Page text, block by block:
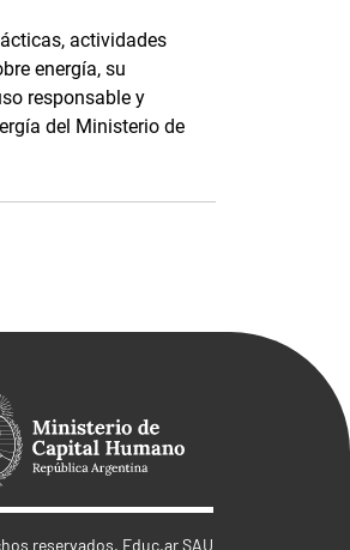
actividades
energía, su
responsable y
del Ministerio de
reservados. Educ.ar SAU